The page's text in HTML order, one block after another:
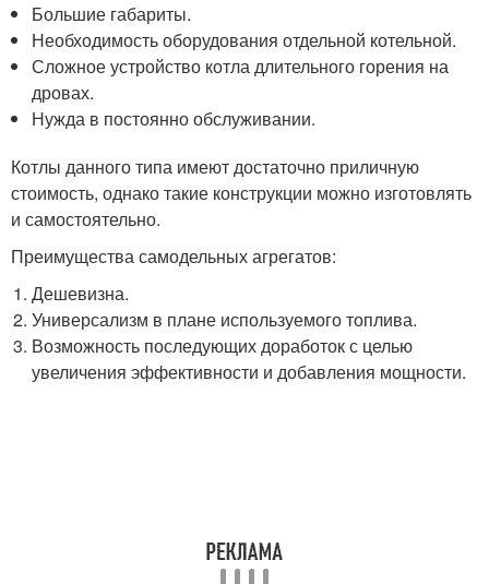
Большие габариты.
Необходимость оборудования отдельной котельной.
Сложное устройство котла длительного горения на
дровах.
Нужда в постоянно обслуживании.
Котлы данного типа имеют достаточно приличную
стоимость, однако такие конструкции можно изготовлять
и самостоятельно.
Преимущества самодельных агрегатов:
Дешевизна.
Универсализм в плане используемого топлива.
Возможность последующих доработок с целью
увеличения эффективности и добавления мощности.